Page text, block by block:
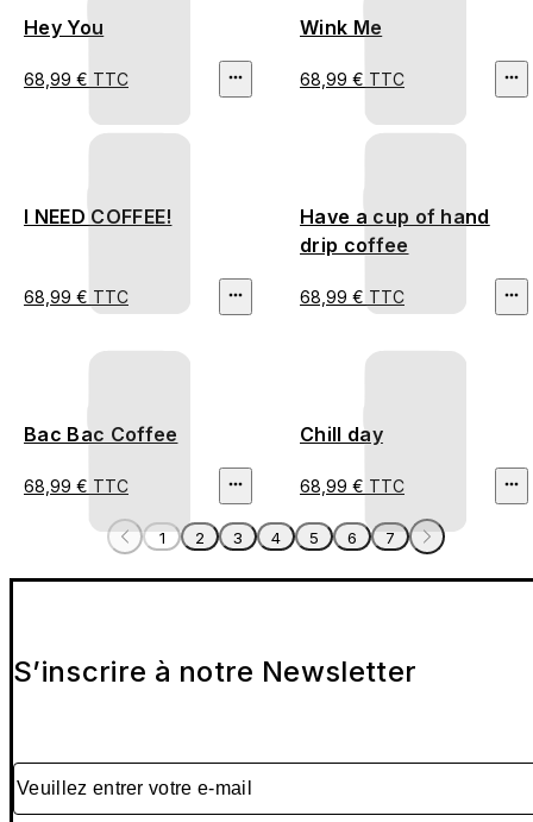
Hey You
68,99 € TTC
Wink Me
68,99 € TTC
I NEED COFFEE!
68,99 € TTC
Have a cup of hand
drip coffee
68,99 € TTC
Bac Bac Coffee
68,99 € TTC
Chill day
68,99 € TTC
1 2 3 4 5 6 7
S’inscrire à notre Newsletter
Veuillez entrer votre e-mail